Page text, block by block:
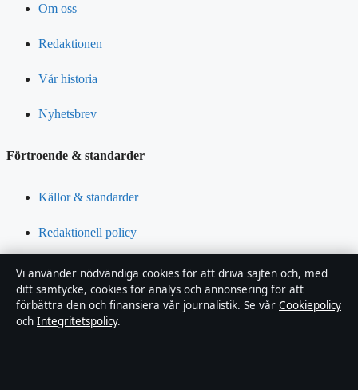
Om oss
Redaktionen
Vår historia
Nyhetsbrev
Förtroende & standarder
Källor & standarder
Redaktionell policy
Rättelsepolicy
Tillgänglighetsredogörelse
Vi använder nödvändiga cookies för att driva sajten och, med
ditt samtycke, cookies för analys och annonsering för att
förbättra den och finansiera vår journalistik. Se vår Cookiepolicy
och Integritetspolicy.